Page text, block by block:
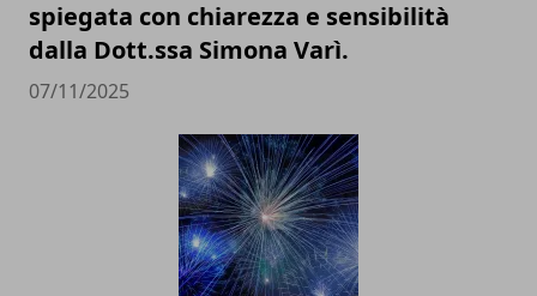
spiegata con chiarezza e sensibilità
dalla Dott.ssa Simona Varì.
07/11/2025